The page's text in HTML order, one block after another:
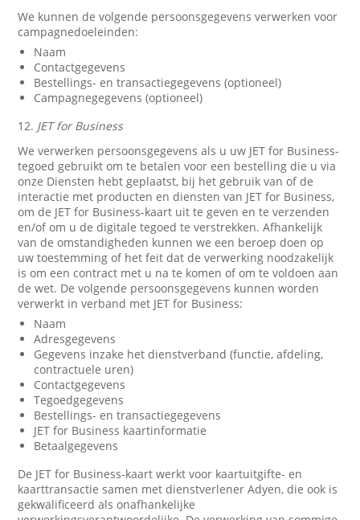
We kunnen de volgende persoonsgegevens verwerken voor
campagnedoeleinden:
Naam
Contactgegevens
Bestellings- en transactiegegevens (optioneel)
Campagnegegevens (optioneel)
12. JET for Business
We verwerken persoonsgegevens als u uw JET for Business-
tegoed gebruikt om te betalen voor een bestelling die u via
onze Diensten hebt geplaatst, bij het gebruik van of de
interactie met producten en diensten van JET for Business,
om de JET for Business-kaart uit te geven en te verzenden
en/of om u de digitale tegoed te verstrekken. Afhankelijk
van de omstandigheden kunnen we een beroep doen op
uw toestemming of het feit dat de verwerking noodzakelijk
is om een contract met u na te komen of om te voldoen aan
de wet. De volgende persoonsgegevens kunnen worden
verwerkt in verband met JET for Business:
Naam
Adresgegevens
Gegevens inzake het dienstverband (functie, afdeling,
contractuele uren)
Contactgegevens
Tegoedgegevens
Bestellings- en transactiegegevens
JET for Business kaartinformatie
Betaalgegevens
De JET for Business-kaart werkt voor kaartuitgifte- en
kaarttransactie samen met dienstverlener Adyen, die ook is
gekwalificeerd als onafhankelijke